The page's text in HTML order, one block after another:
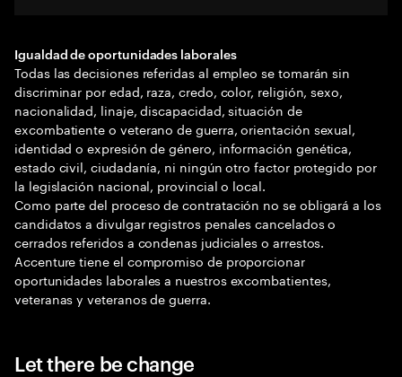
Igualdad de oportunidades laborales
Todas las decisiones referidas al empleo se tomarán sin
discriminar por edad, raza, credo, color, religión, sexo,
nacionalidad, linaje, discapacidad, situación de
excombatiente o veterano de guerra, orientación sexual,
identidad o expresión de género, información genética,
estado civil, ciudadanía, ni ningún otro factor protegido por
la legislación nacional, provincial o local.
Como parte del proceso de contratación no se obligará a los
candidatos a divulgar registros penales cancelados o
cerrados referidos a condenas judiciales o arrestos.
Accenture tiene el compromiso de proporcionar
oportunidades laborales a nuestros excombatientes,
veteranas y veteranos de guerra.
Let there be change